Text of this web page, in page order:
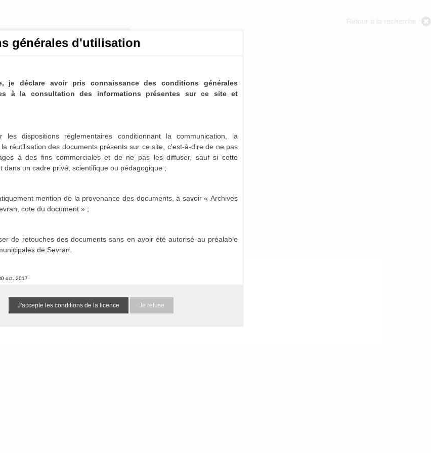
Retour à la recherche
sont désormais partiellement disponibles
1986-1987 et 1996-2001 sont actuellement
les mois qui viennent.
journaux municipaux de Sevran
générales d'utilisation
je déclare avoir pris connaissance des conditions générales
à la consultation des informations présentes sur ce site et
les dispositions réglementaires conditionnant la communication, la
réutilisation des documents présents sur ce site, c'est-à-dire de ne pas
à des fins commerciales et de ne pas les diffuser, sauf si cette
dans un cadre privé, scientifique ou pédagogique ;
mention de la provenance des documents, à savoir « Archives
cote du document » ;
de retouches des documents sans en avoir été autorisé au préalable
de Sevran.
oct. 2017
Je refuse